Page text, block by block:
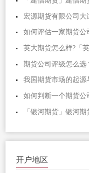
宏源期货有限公司大
如何评估一家期货
英大期货怎么样?「
期货公司评级怎么选
我国期货市场的起源
如何判断一个期货公
「银河期货」银河
开户地区